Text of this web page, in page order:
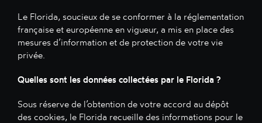
Le Florida, soucieux de se conformer à la réglementation
française et européenne en vigueur, a mis en place des
mesures d’information et de protection de votre vie
privée.
Quelles sont les données collectées par le Florida ?
Sous réserve de l’obtention de votre accord au dépôt
des cookies, le Florida recueille des informations pour le